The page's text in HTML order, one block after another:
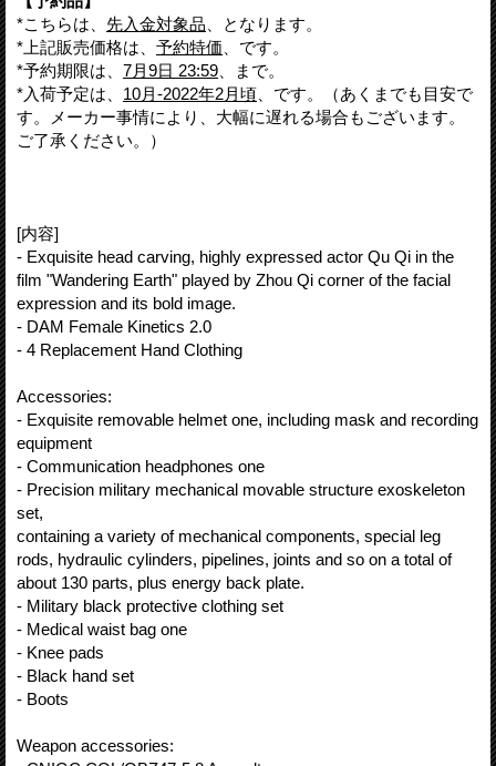
*こちらは、 先入金対象品 、となります。
*上記販売価格は、 予約特価 、です。
*予約期限は、 7月9日 23:59 、まで。
*入荷予定は、 10月-2022年2月頃 、です。（あくまでも目安で
す。メーカー事情により、大幅に遅れる場合もございます。
ご了承ください。）
[内容]
- Exquisite head carving, highly expressed actor Qu Qi in the
film "Wandering Earth" played by Zhou Qi corner of the facial
expression and its bold image.
- DAM Female Kinetics 2.0
- 4 Replacement Hand Clothing
Accessories:
- Exquisite removable helmet one, including mask and recording
equipment
- Communication headphones one
- Precision military mechanical movable structure exoskeleton
set,
containing a variety of mechanical components, special leg
rods, hydraulic cylinders, pipelines, joints and so on a total of
about 130 parts, plus energy back plate.
- Military black protective clothing set
- Medical waist bag one
- Knee pads
- Black hand set
- Boots
Weapon accessories: